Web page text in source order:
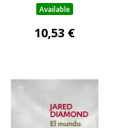
Available
10,53 €